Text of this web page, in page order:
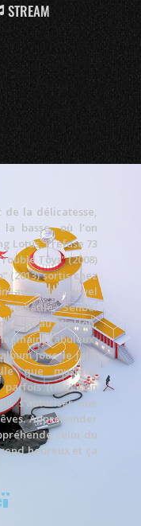
STREAM
de la délicatesse,
basse, où l’on
Lotus, Prefuse 73
Toys” (2008)
(2013) sortis chez
avec un nouvel
versatile, Senbeï
qu’au HipHop,
fabuleux,
joue le jeux
que musique
(très) bon
s’autoriser une
Appréhender
celui du
heureux et ça